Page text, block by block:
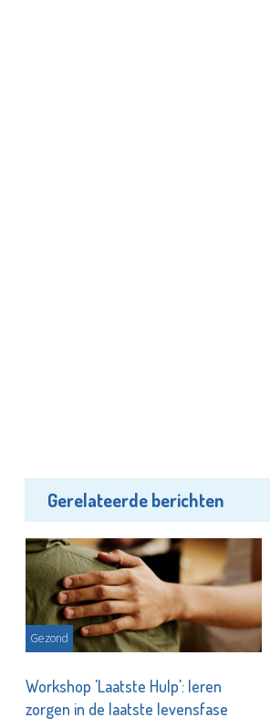
Gerelateerde berichten
Gezond
Workshop 'Laatste Hulp': leren
zorgen in de laatste levensfase